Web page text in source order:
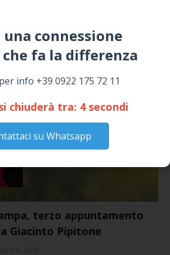
una connessione
fa la differenza​
info +39 0922 175 72 11
chiuderà tra: 4secondi
su Whatsapp
DEI SOGNI” IN CONCERTO A
PER I FESTEGGIAMENTI DI SAN
2026
terzo appuntamento
Giacinto Pipitone